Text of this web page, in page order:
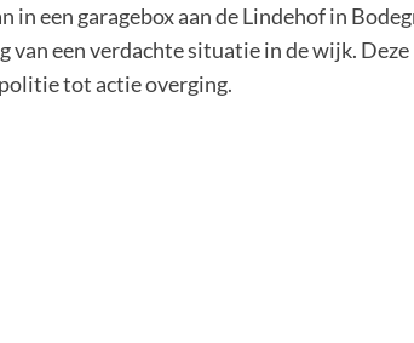
een garagebox aan de Lindehof in
van een verdachte situatie in de wijk. Deze
tot actie overging.